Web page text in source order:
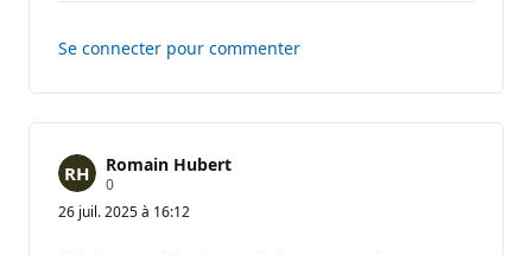
Se connecter pour commenter
Romain Hubert
0P
i
26 juil. 2025 à 16:12